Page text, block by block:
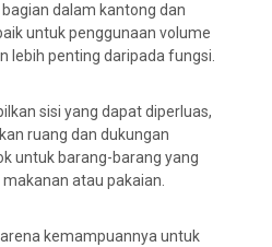
dalam kantong dan
untuk penggunaan volume
lebih penting daripada fungsi.
sisi yang dapat diperluas,
ruang dan dukungan
untuk barang-barang yang
atau pakaian.
kemampuannya untuk